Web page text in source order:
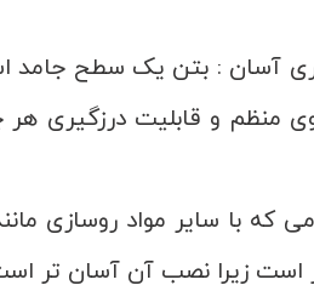
آسان : بتن یک سطح جامد
و قابلیت درزگیری
که با سایر مواد روسازی
است زیرا نصب آن آسان تر